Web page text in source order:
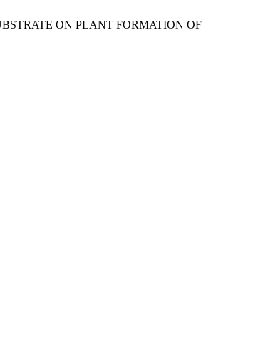
ON PLANT FORMATION OF